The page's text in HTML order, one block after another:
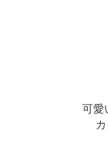
可愛